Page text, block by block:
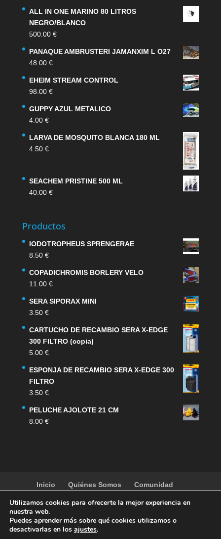
ALL IN ONE MARINO 80 LITROS
NEGRO/BLANCO
500.00 €
PANAQUE AMBRUSTERI JAMANXIM L O27
48.00 €
EHEIM STREAM CONTROL
98.00 €
GUPPY AZUL METALICO
4.00 €
LARVA DE MOSQUITO BLANCA 180 ML
4.50 €
SEACHEM PRISTINE 500 ML
40.00 €
Productos
IODOTROPHEUS SPRENGERAE
8.50 €
COPADICHROMIS BORLERY VELO
11.00 €
SERA SIPORAX MINI
3.50 €
CARTUCHO DE RECAMBIO SERA X-EDGE
300 FILTRO (copia)
5.00 €
ESPONJA DE RECAMBIO SERA X-EDGE 300
FILTRO
3.50 €
PELUCHE AJOLOTE 21 CM
8.00 €
Inicio Quiénes Somos
Comunidad
Contacto
Tienda
Utilizamos cookies para ofrecerte la mejor experiencia en
nuestra web.
Puedes aprender más sobre qué cookies utilizamos o
desactivarlas en los ajustes.